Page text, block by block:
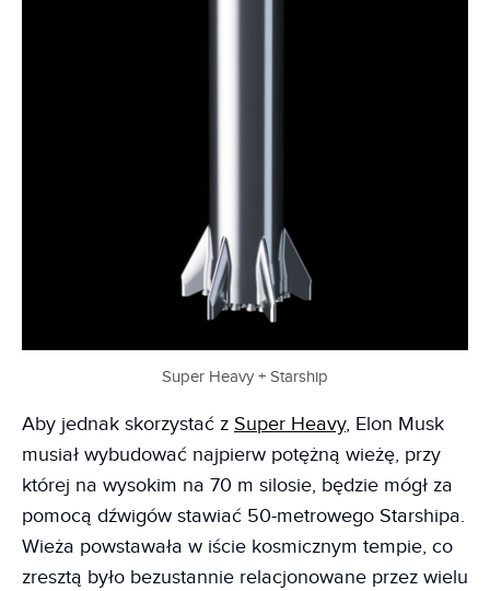
Super Heavy + Starship
Aby jednak skorzystać z Super Heavy, Elon Musk
musiał wybudować najpierw potężną wieżę, przy
której na wysokim na 70 m silosie, będzie mógł za
pomocą dźwigów stawiać 50-metrowego Starshipa.
Wieża powstawała w iście kosmicznym tempie, co
zresztą było bezustannie relacjonowane przez wielu